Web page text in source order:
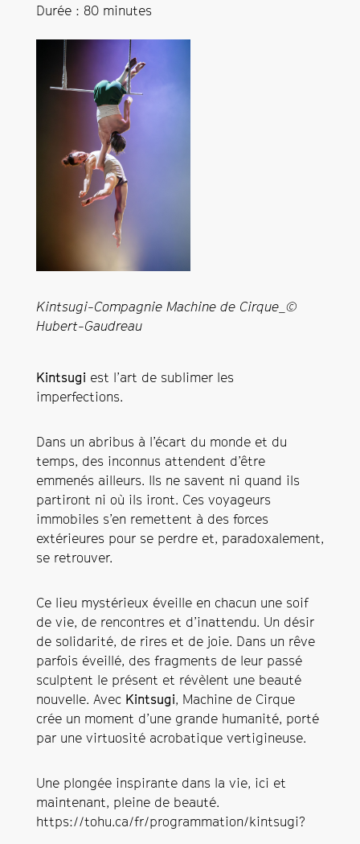
Durée : 80 minutes
Kintsugi-Compagnie Machine de Cirque_©
Hubert-Gaudreau
Kintsugi est l’art de sublimer les
imperfections.
Dans un abribus à l’écart du monde et du
temps, des inconnus attendent d’être
emmenés ailleurs. Ils ne savent ni quand ils
partiront ni où ils iront. Ces voyageurs
immobiles s’en remettent à des forces
extérieures pour se perdre et, paradoxalement,
se retrouver.
Ce lieu mystérieux éveille en chacun une soif
de vie, de rencontres et d’inattendu. Un désir
de solidarité, de rires et de joie. Dans un rêve
parfois éveillé, des fragments de leur passé
sculptent le présent et révèlent une beauté
nouvelle. Avec Kintsugi, Machine de Cirque
crée un moment d’une grande humanité, porté
par une virtuosité acrobatique vertigineuse.
Une plongée inspirante dans la vie, ici et
maintenant, pleine de beauté.
https://tohu.ca/fr/programmation/kintsugi?